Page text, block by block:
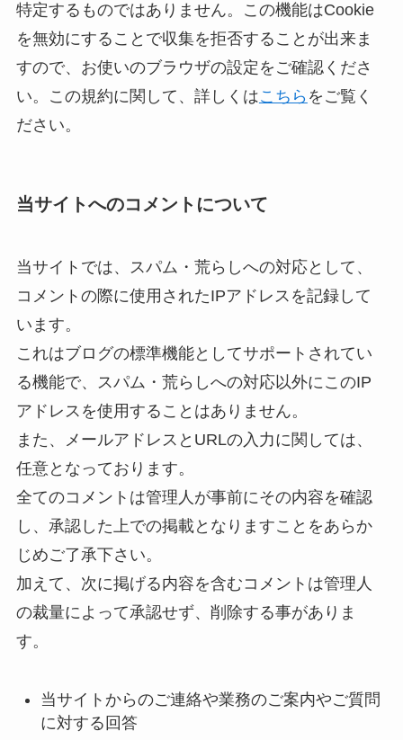
特定するものではありません。この機能はCookie
を無効にすることで収集を拒否することが出来ま
すので、お使いのブラウザの設定をご確認くださ
い。この規約に関して、詳しくはこちら をご覧く
ださい。
当サイトへのコメントについて
当サイトでは、スパム・荒らしへの対応として、
コメントの際に使用されたIPアドレスを記録して
います。
これはブログの標準機能としてサポートされてい
る機能で、スパム・荒らしへの対応以外にこのIP
アドレスを使用することはありません。
また、メールアドレスとURLの入力に関しては、
任意となっております。
全てのコメントは管理人が事前にその内容を確認
し、承認した上での掲載となりますことをあらか
じめご了承下さい。
加えて、次に掲げる内容を含むコメントは管理人
の裁量によって承認せず、削除する事がありま
す。
当サイトからのご連絡や業務のご案内やご質問
に対する回答